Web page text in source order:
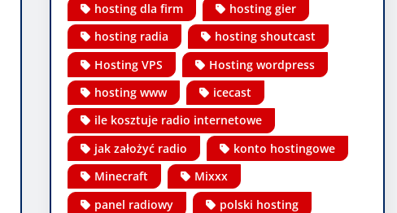
hosting dla firm
hosting gier
hosting radia
hosting shoutcast
Hosting VPS
Hosting wordpress
hosting www
icecast
ile kosztuje radio internetowe
jak założyć radio
konto hostingowe
Minecraft
Mixxx
panel radiowy
polski hosting